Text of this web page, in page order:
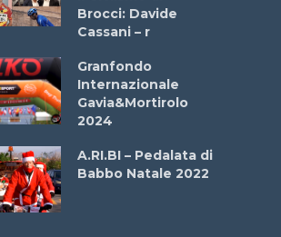
Brocci: Davide
Cassani – r
Granfondo
Internazionale
Gavia&Mortirolo
2024
A.RI.BI – Pedalata di
Babbo Natale 2022